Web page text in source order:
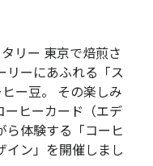
リー 東京で焙煎さ
リーにあふれる「ス
ー豆。 その楽しみ
ーヒーカード（エデ
ら体験する「コーヒ
イン」を開催しまし